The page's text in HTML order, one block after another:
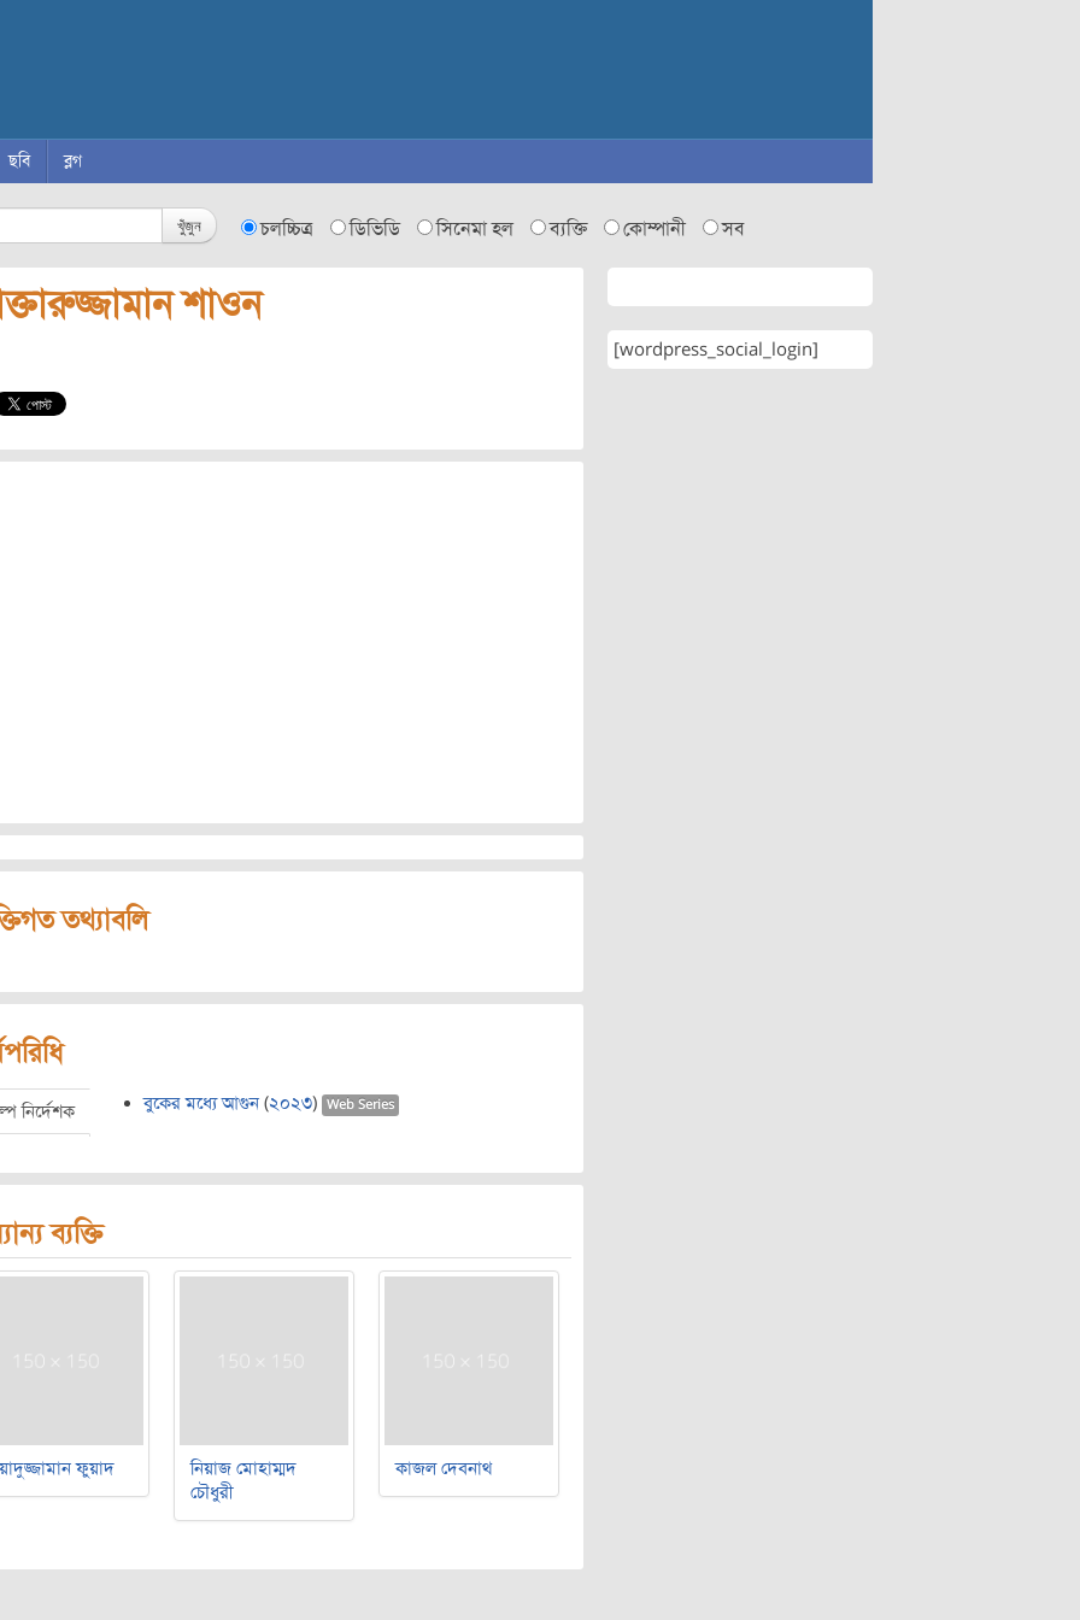
ছবি ব্লগ
খুঁজুন চলচ্চিত্র ডিভিডি সিনেমা হল ব্যক্তি কোম্পানী সব
শাওন
তথ্যাবলি
নির্দেশক বুকের মধ্যে আগুন (২০২৩) Web Series
ব্যক্তি
ফুয়াদ
নিয়াজ মোহাম্মদ
চৌধুরী
কাজল দেবনাথ
[wordpress_social_login]